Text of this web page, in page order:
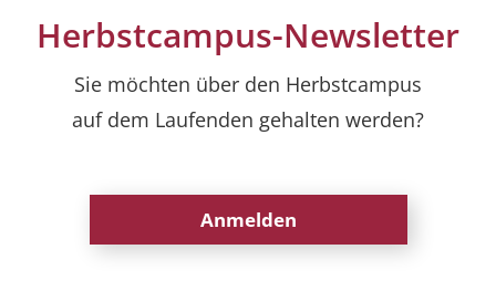
Herbstcampus-Newsletter
Sie möchten über den Herbstcampus
auf dem Laufenden gehalten werden?
Anmelden